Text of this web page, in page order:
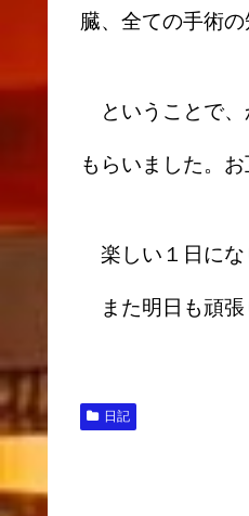
臓、全ての手術
ということで、
もらいました。
楽しい１日にな
また明日も頑張
日記